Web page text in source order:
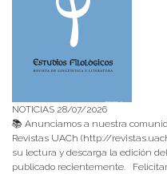
NOTICIAS 28/07/2026
📚 Anunciamos a nuestra
Revistas UACh (http://
su lectura y descarga la edición del
publicado recientemente.